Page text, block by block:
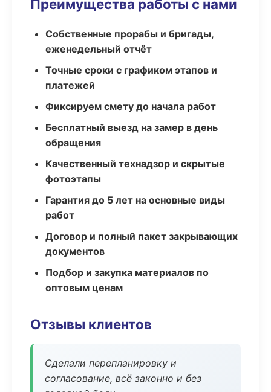
Преимущества работы с нами
Собственные прорабы и бригады,
еженедельный отчёт
Точные сроки с графиком этапов и
платежей
Фиксируем смету до начала работ
Бесплатный выезд на замер в день
обращения
Качественный технадзор и скрытые
фотоэтапы
Гарантия до 5 лет на основные виды
работ
Договор и полный пакет закрывающих
документов
Подбор и закупка материалов по
оптовым ценам
Отзывы клиентов
Сделали перепланировку и
согласование, всё законно и без